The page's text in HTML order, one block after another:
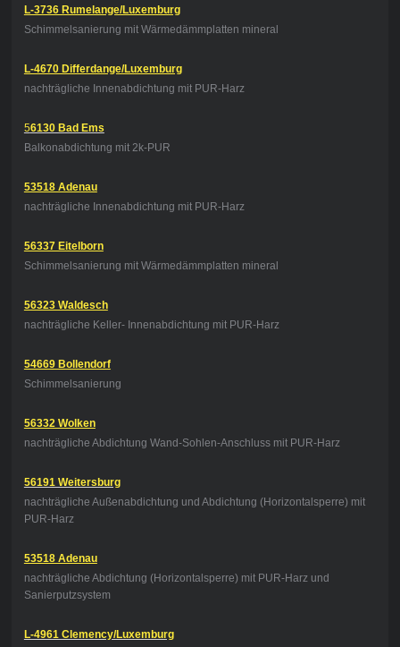
L-3736 Rumelange/Luxemburg
Schimmelsanierung mit Wärmedämmplatten mineral
L-4670 Differdange/Luxemburg
nachträgliche Innenabdichtung mit PUR-Harz
56130 Bad Ems
Balkonabdichtung mit 2k-PUR
53518 Adenau
nachträgliche Innenabdichtung mit PUR-Harz
56337 Eitelborn
Schimmelsanierung mit Wärmedämmplatten mineral
56323 Waldesch
nachträgliche Keller- Innenabdichtung mit PUR-Harz
54669 Bollendorf
Schimmelsanierung
56332 Wolken
nachträgliche Abdichtung Wand-Sohlen-Anschluss mit PUR-Harz
56191 Weitersburg
nachträgliche Außenabdichtung und Abdichtung (Horizontalsperre) mit
PUR-Harz
53518 Adenau
nachträgliche Abdichtung (Horizontalsperre) mit PUR-Harz und
Sanierputzsystem
L-4961 Clemency/Luxemburg